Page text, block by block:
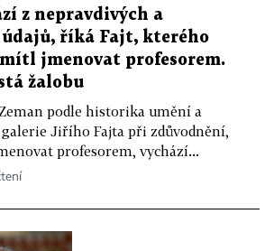
z nepravdivých a
říká Fajt, kterého
jmenovat profesorem.
žalobu
podle historika umění a
Jiřího Fajta při zdůvodnění,
profesorem, vychází...